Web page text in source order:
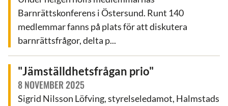
Barnrättskonferens i Östersund. Runt 140
medlemmar fanns på plats för att diskutera
barnrättsfrågor, delta p...
"Jämställdhetsfrågan prio"
8 NOVEMBER 2025
Sigrid Nilsson Löfving, styrelseledamot, Halmstads